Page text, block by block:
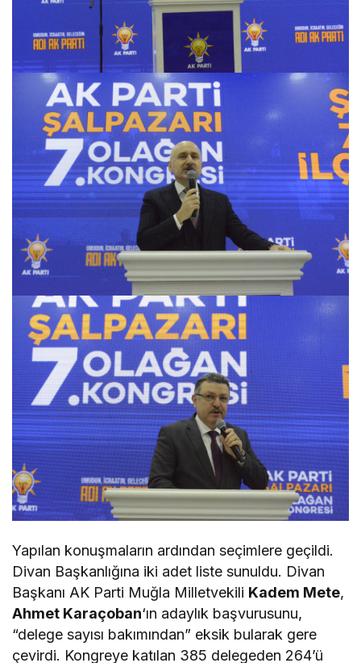
Yapılan konuşmaların ardından seçimlere geçildi.
Divan Başkanlığına iki adet liste sunuldu. Divan
Başkanı AK Parti Muğla Milletvekili Kadem Mete,
Ahmet Karaçoban‘ın adaylık başvurusunu,
“delege sayısı bakımından” eksik bularak gere
çevirdi. Kongreye katılan 385 delegeden 264’ü